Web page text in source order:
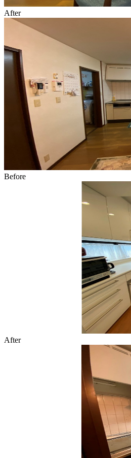
After
Before
After